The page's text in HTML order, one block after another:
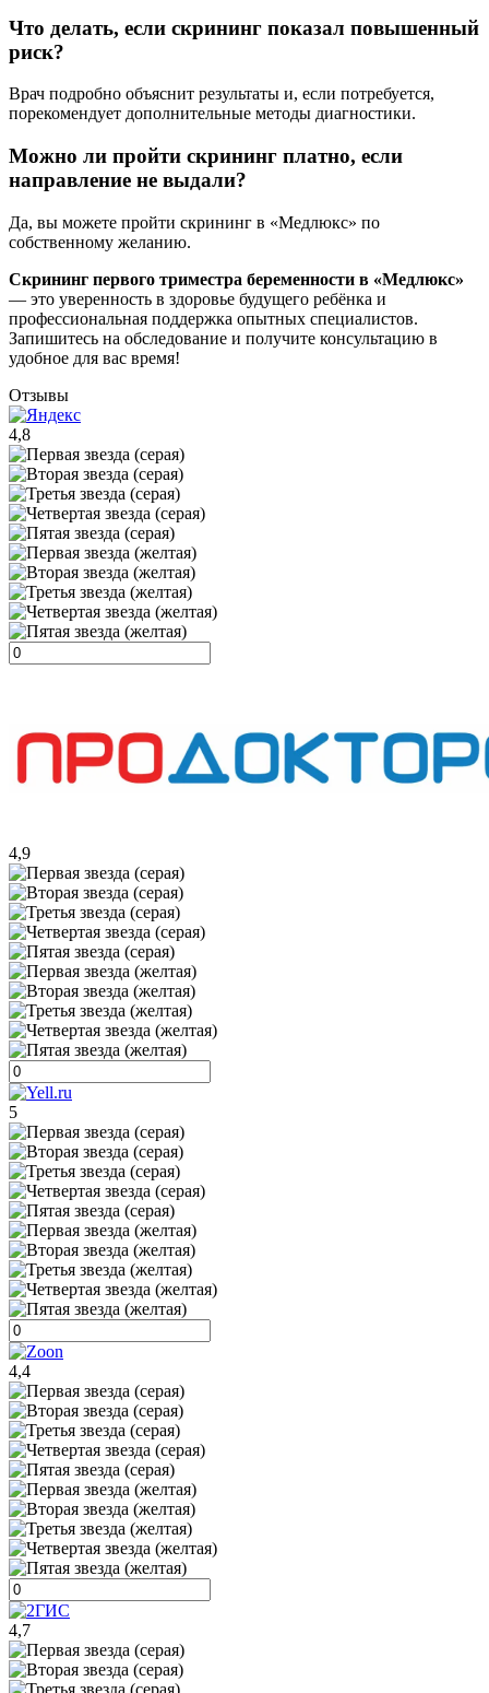
Что делать, если скрининг показал повышенный
риск?
Врач подробно объяснит результаты и, если потребуется,
порекомендует дополнительные методы диагностики.
Можно ли пройти скрининг платно, если
направление не выдали?
Да, вы можете пройти скрининг в «Медлюкс» по
собственному желанию.
Скрининг первого триместра беременности в «Медлюкс»
— это уверенность в здоровье будущего ребёнка и
профессиональная поддержка опытных специалистов.
Запишитесь на обследование и получите консультацию в
удобное для вас время!
Отзывы
4,8
4,9
5
4,4
4,7